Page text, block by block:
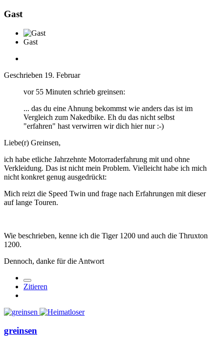
Gast
Gast
Geschrieben 19. Februar
vor 55 Minuten schrieb greinsen:
... das du eine Ahnung bekommst wie anders das ist im
Vergleich zum Nakedbike. Eh du das nicht selbst
"erfahren" hast verwirren wir dich hier nur :-)
Liebe(r) Greinsen,
ich habe etliche Jahrzehnte Motorraderfahrung mit und ohne
Verkleidung. Das ist nicht mein Problem. Vielleicht habe ich mich
nicht konkret genug ausgedrückt:
Mich reizt die Speed Twin und frage nach Erfahrungen mit dieser
auf lange Touren.
Wie beschrieben, kenne ich die Tiger 1200 und auch die Thruxton
1200.
Dennoch, danke für die Antwort
Zitieren
greinsen